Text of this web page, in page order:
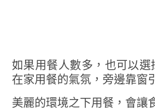
如果用餐人數多，也可以
在家用餐的氣氛，旁邊靠窗
美麗的環境之下用餐，會讓